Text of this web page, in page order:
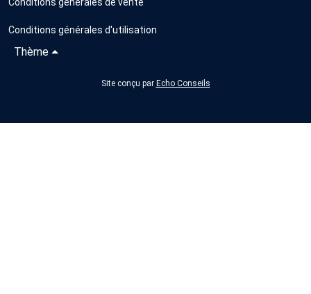
Conditions générales d'utilisation
Thème
Site conçu par Echo Conseils